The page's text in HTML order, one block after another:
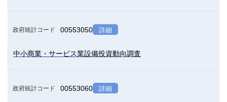
政府統計コード 00553050 詳細
中小商業・サービス業設備投資動向調査
政府統計コード 00553060 詳細